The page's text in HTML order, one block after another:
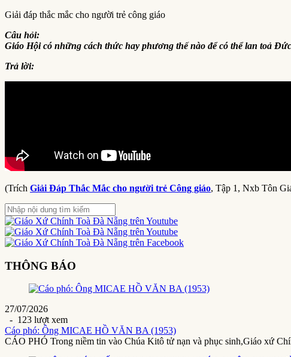
Giải đáp thắc mắc cho người trẻ công giáo
Câu hỏi:
Giáo Hội có những cách thức hay phương thế nào để có thể lan toả
Trả lời:
(Trích Giải Đáp Thắc Mắc cho người trẻ Công giáo, Tập 1, Nxb Tôn
THÔNG BÁO
27/07/2026
- 123 lượt xem
Cáo phó: Ông MICAE HỒ VĂN BA (1953)
CÁO PHÓ Trong niềm tin vào Chúa Kitô tử nạn và phục sinh,Giáo xứ